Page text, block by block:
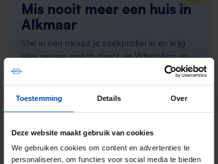
Toestemming Details Over
Deze website maakt gebruik van cookies
We gebruiken cookies om content en advertenties te
personaliseren, om functies voor social media te bieden
Mis nooit meer een huis in
Alkmaar
Stel in één minuut je zoekprofiel in en krijg
elke nieuwe match direct via WhatsApp en
e-mail, vaak binnen een minuut na publicatie.
matches per week
Start je zoekprofiel →
4,5uit 1029 reviews